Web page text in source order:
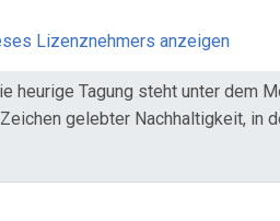
Lizenznehmers anzeigen
heurige Tagung steht unter dem
gelebter Nachhaltigkeit, in